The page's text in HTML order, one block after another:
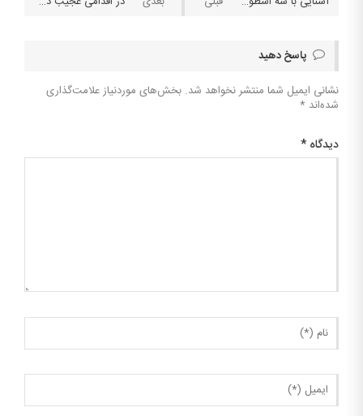
پاسخ دهید
نشانی ایمیل شما منتشر نخواهد شد. بخش‌های موردنیاز علامت‌گذاری
شده‌اند *
دیدگاه *